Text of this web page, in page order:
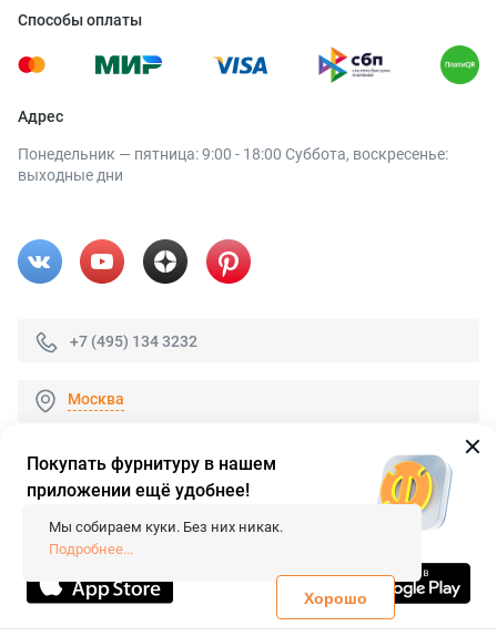
Способы оплаты
Адрес
Понедельник — пятница: 9:00 - 18:00 Суббота, воскресенье:
выходные дни
+7 (495) 134 3232
Москва
© 2026 «FieraShop.ru»
Сопровождение сайта
- Вебформат.
Все права защищены.
Не является публичной офертой
Политика конфиденциальности
Покупать фурнитуру в нашем
приложении ещё удобнее!
Мы собираем куки. Без них никак.
Подробнее...
Хорошо